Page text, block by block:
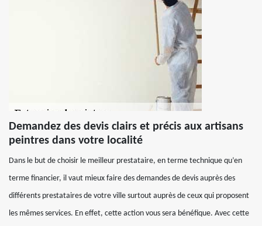
Demandez des devis clairs et précis aux artisans
peintres dans votre localité
Dans le but de choisir le meilleur prestataire, en terme technique qu’en
terme financier, il vaut mieux faire des demandes de devis auprès des
différents prestataires de votre ville surtout auprès de ceux qui proposent
les mêmes services. En effet, cette action vous sera bénéfique. Avec cette